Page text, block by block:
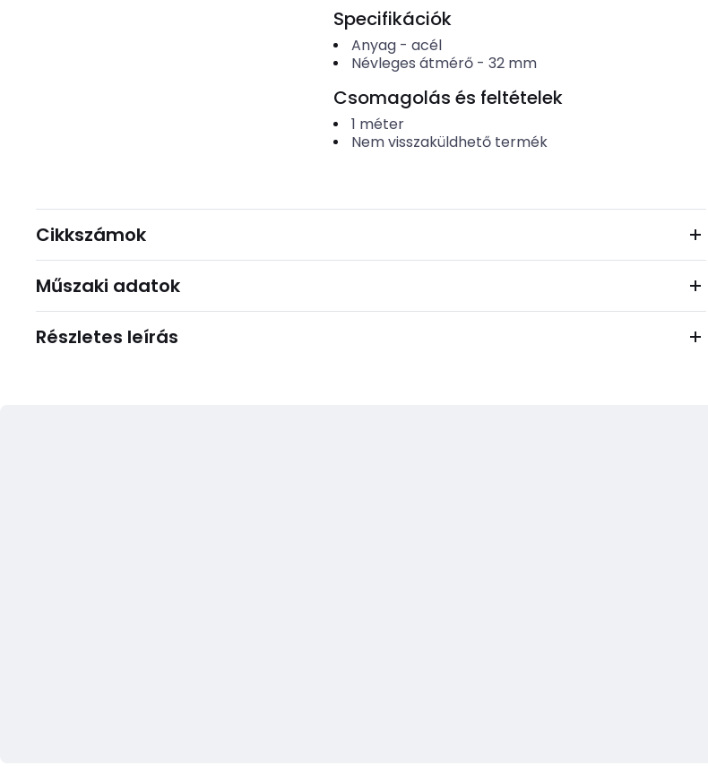
Specifikációk
Anyag- acél
Névleges átmérő- 32 mm
Csomagolás és feltételek
1 méter
Nem visszaküldhető termék
Cikkszámok
Műszaki adatok
Részletes leírás